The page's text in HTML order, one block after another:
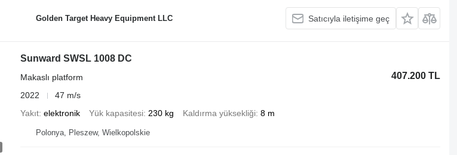
Golden Target Heavy Equipment LLC Satıcıyla iletişime geç
Sunward SWSL 1008 DC
407.200 TL
Makaslı platform
2022
47 m/s
Yakıt elektronik Yük kapasitesi 230 kg Kaldırma yüksekliği 8 m
Polonya, Pleszew, Wielkopolskie